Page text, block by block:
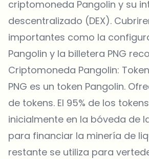
criptomoneda Pangolin y su
descentralizado (DEX).
importantes como la
Pangolin y la billetera PNG
Criptomoneda Pangolin: Token
PNG es un token Pangolin.
de tokens. El 95% de los
inicialmente en la bóveda de
para financiar la minería de
restante se utiliza para